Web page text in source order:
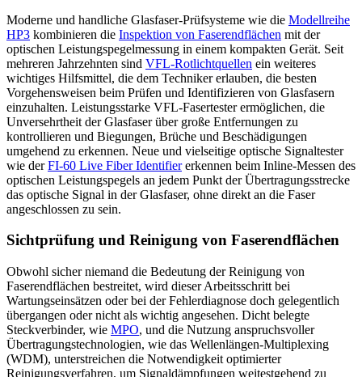
Moderne und handliche Glasfaser-Prüfsysteme wie die Modellreihe
HP3 kombinieren die Inspektion von Faserendflächen mit der
optischen Leistungspegelmessung in einem kompakten Gerät. Seit
mehreren Jahrzehnten sind VFL-Rotlichtquellen ein weiteres
wichtiges Hilfsmittel, die dem Techniker erlauben, die besten
Vorgehensweisen beim Prüfen und Identifizieren von Glasfasern
einzuhalten. Leistungsstarke VFL-Fasertester ermöglichen, die
Unversehrtheit der Glasfaser über große Entfernungen zu
kontrollieren und Biegungen, Brüche und Beschädigungen
umgehend zu erkennen. Neue und vielseitige optische Signaltester
wie derFI-60 Live Fiber Identifiererkennen beim Inline-Messen des
optischen Leistungspegels an jedem Punkt der Übertragungsstrecke
das optische Signal in der Glasfaser, ohne direkt an die Faser
angeschlossen zu sein.
Sichtprüfung und Reinigung von Faserendflächen
Obwohl sicher niemand die Bedeutung der Reinigung von
Faserendflächen bestreitet, wird dieser Arbeitsschritt bei
Wartungseinsätzen oder bei der Fehlerdiagnose doch gelegentlich
übergangen oder nicht als wichtig angesehen. Dicht belegte
Steckverbinder, wie MPO, und die Nutzung anspruchsvoller
Übertragungstechnologien, wie das Wellenlängen-Multiplexing
(WDM), unterstreichen die Notwendigkeit optimierter
Reinigungsverfahren, um Signaldämpfungen weitestgehend zu